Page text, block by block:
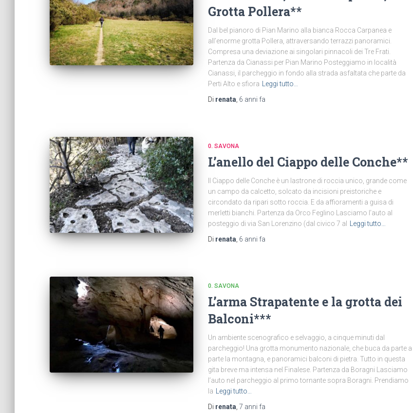
Grotta Pollera**
Dal bel pianoro di Pian Marino alla bianca Rocca Carpanea e
all’enorme grotta Pollera, attraversando terrazzi panoramici.
Compresa una deviazione ai singolari pinnacoli dei Tre Frati.
Partenza da Cianassi per Pian Marino Posteggiamo in località
Cianassi, il parcheggio in fondo alla strada asfaltata che parte da
Perti Alto e sfiora
Leggi tutto…
Di renata 6 anni fa
0. SAVONA
L’anello del Ciappo delle Conche**
Il Ciappo delle Conche è un lastrone di roccia unico, grande come
un campo da calcetto, solcato da incisioni preistoriche e
circondato da ripari sotto roccia. E da affioramenti a guisa di
merletti bianchi. Partenza da Orco Feglino Lasciamo l’auto al
posteggio di via San Lorenzino (dal civico 7 al
Leggi tutto…
Di renata 6 anni fa
0. SAVONA
L’arma Strapatente e la grotta dei
Balconi***
Un ambiente scenografico e selvaggio, a cinque minuti dal
parcheggio! Una grotta monumento nazionale, che buca da parte a
parte la montagna, e panoramici balconi di pietra. Tutto in questa
gita breve ma intensa nel Finalese. Partenza da Boragni Lasciamo
l’auto nel parcheggio al primo tornante sopra Boragni. Prendiamo
la
Leggi tutto…
Di renata 7 anni fa